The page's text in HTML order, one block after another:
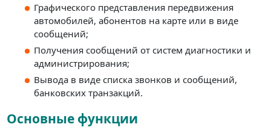
Графического представления передвижения
автомобилей, абонентов на карте или в виде
сообщений;
Получения сообщений от систем диагностики и
администрирования;
Вывода в виде списка звонков и сообщений,
банковских транзакций.
Основные функции